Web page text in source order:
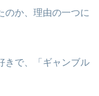
のか、理由の一つに
きで、「ギャンブル